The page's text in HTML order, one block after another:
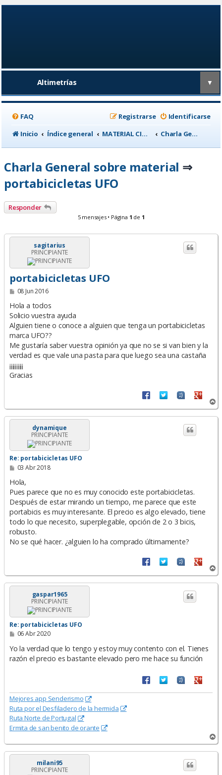
Altimetrías ▼
FAQ Identificarse
Registrarse
Inicio
Índice general MATERIAL CICLISTA Charla General sobre material
Charla General sobre material ⇒
portabicicletas UFO
Responder
5 mensajes • Página 1 de 1
sagitarius
PRINCIPIANTE
portabicicletas UFO
M
n
s
a
j
e
08 Jun 2016
Hola a todos
Solicio vuestra ayuda
Alguien tiene o conoce a alguien que tenga un portabicicletas
marca UFO??
Me gustaría saber vuestra opinión ya que no se si van bien y la
verdad es que vale una pasta para que luego sea una castaña
¡¡¡¡¡¡¡¡¡¡
Gracias
r
r
dynamique
PRINCIPIANTE
Re: portabicicletas UFO
M
n
a
j
e
03 Abr 2018
Hola,
Pues parece que no es muy conocido este portabicicletas.
Después de estar mirando un tiempo, me parece que este
portabicis es muy interesante. El precio es algo elevado, tiene
todo lo que necesito, superplegable, opción de 2 o 3 bicis,
robusto.
No se qué hacer. ¿alguien lo ha comprado últimamente?
r
r
gaspar1965
PRINCIPIANTE
Re: portabicicletas UFO
M
n
a
06 Abr 2020
Yo la verdad que lo tengo y estoy muy contento con el. Tienes
razón el precio es bastante elevado pero me hace su función
Mejores app Senderismo
Ruta por el Desfiladero de la hermida
Ruta Norte de Portugal
Ermita de san benito de orante
r
r
milani95
PRINCIPIANTE